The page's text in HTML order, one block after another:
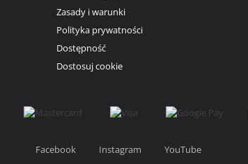
Zasady i warunki
Polityka prywatności
Dostępność
Dostosuj cookie
Facebook Instagram YouTube